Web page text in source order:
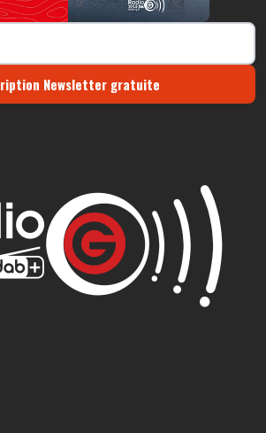
Newsletter gratuite